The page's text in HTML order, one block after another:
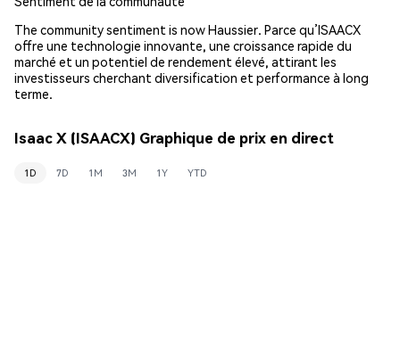
The community sentiment is now Haussier. Parce qu’ISAACX
offre une technologie innovante, une croissance rapide du
marché et un potentiel de rendement élevé, attirant les
investisseurs cherchant diversification et performance à long
terme.
Isaac X (ISAACX) Graphique de prix en direct
1D 7D 1M 3M 1Y YTD